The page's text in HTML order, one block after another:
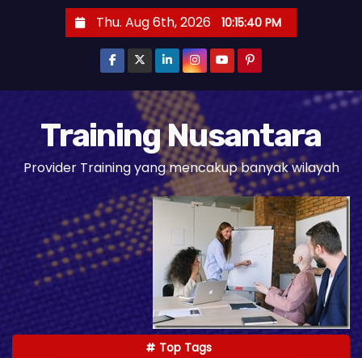
t
Thu. Aug 6th, 2026 10:15:41 PM
Training Nusantara
Provider Training yang mencakup banyak wilayah
Top Tags